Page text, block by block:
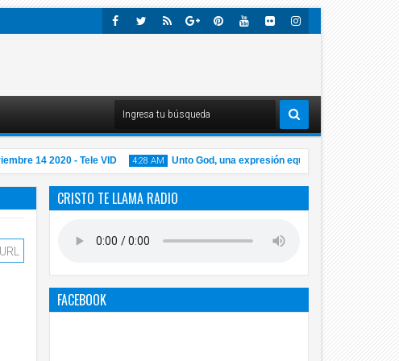
M
Plus
14 2020 - Tele VID 4:28 AM
14
Unto God, una expresión equivocada
URL
CRISTO TE LLAMA RADIO
FACEBOOK